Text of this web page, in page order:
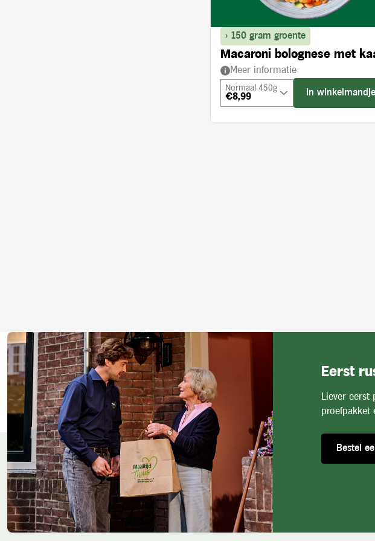
> 150 gram groente
Macaroni bolognese met
Meer informatie
Normaal 450g
€8,99 In winkelmandje
Eerst
Liever eerst
proefpakket
Bestel